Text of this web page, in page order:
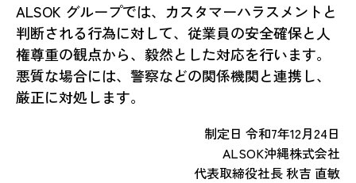
ALSOK グループでは、カスタマーハラスメントと
判断される行為に対して、従業員の安全確保と人
権尊重の観点から、毅然とした対応を行います。
悪質な場合には、警察などの関係機関と連携し、
厳正に対処します。
制定日 令和7年12月24日
ALSOK沖縄株式会社
代表取締役社長 秋吉 直敏